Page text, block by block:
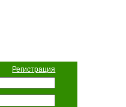
Регистрация